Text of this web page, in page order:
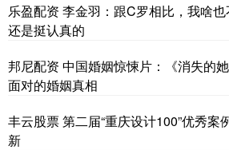
乐盈配资 李金羽：跟C罗相比，我啥
还是挺认真的
邦尼配资 中国婚姻惊悚片：《消失的
面对的婚姻真相
丰云股票 第二届“重庆设计100”优秀案
新